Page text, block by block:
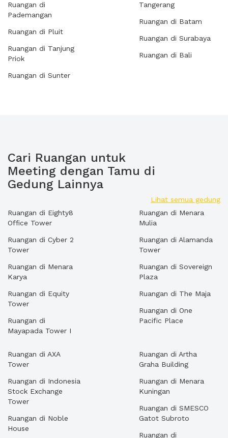
Ruangan di
Pademangan
Ruangan di Pluit
Ruangan di Tanjung
Priok
Ruangan di Sunter
Tangerang
Ruangan di Batam
Ruangan di Surabaya
Ruangan di Bali
Cari Ruangan untuk
Meeting dengan Tamu di
Gedung Lainnya
Lihat semua gedung
Ruangan di Eighty8
Office Tower
Ruangan di Cyber 2
Tower
Ruangan di Menara
Karya
Ruangan di Equity
Tower
Ruangan di
Mayapada Tower I
Ruangan di Menara
Mulia
Ruangan di Alamanda
Tower
Ruangan di Sovereign
Plaza
Ruangan di The Maja
Ruangan di One
Pacific Place
Ruangan di AXA
Tower
Ruangan di Indonesia
Stock Exchange
Tower
Ruangan di Noble
House
Ruangan di Artha
Graha Building
Ruangan di Menara
Kuningan
Ruangan di SMESCO
Gatot Subroto
Ruangan di